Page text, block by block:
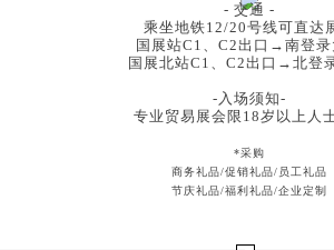
- 交通 -
乘坐地铁12/20号线可直达
国展站C1、C2出口→南登录
国展北站C1、C2出口→北登
-入场须知-
专业贸易展会限18岁以上人
*采购
商务礼品/促销礼品/员工礼品
节庆礼品/福利礼品/企业定制